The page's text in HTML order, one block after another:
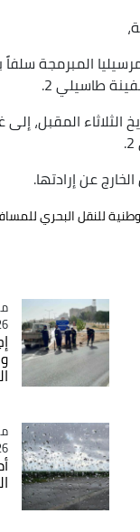
المبرمجة
طاسيلي 2.
الثلاثاء المقبل،
عن إرادتها.
للنقل البحري